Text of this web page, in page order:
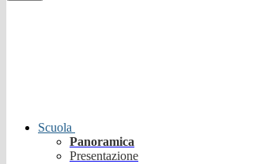
Scuola
Panoramica
Presentazione